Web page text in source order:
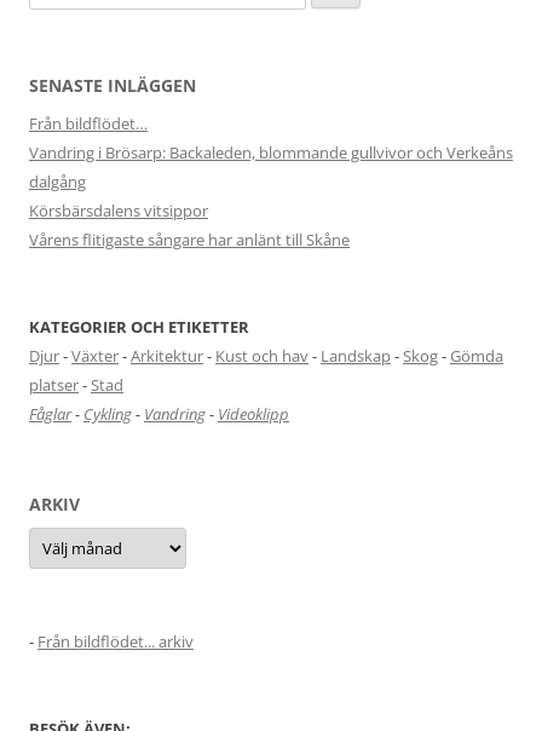
efter:
SENASTE INLÄGGEN
Från bildflödet…
Vandring i Brösarp: Backaleden, blommande gullvivor och Verkeåns
dalgång
Körsbärsdalens vitsippor
Vårens flitigaste sångare har anlänt till Skåne
KATEGORIER OCH ETIKETTER
Djur-Växter-Arkitektur- Kust och hav- Landskap-Skog-Gömda
platser-Stad
Fåglar- Cykling- Vandring- Videoklipp
ARKIV
Arkiv
- Från bildflödet... arkiv